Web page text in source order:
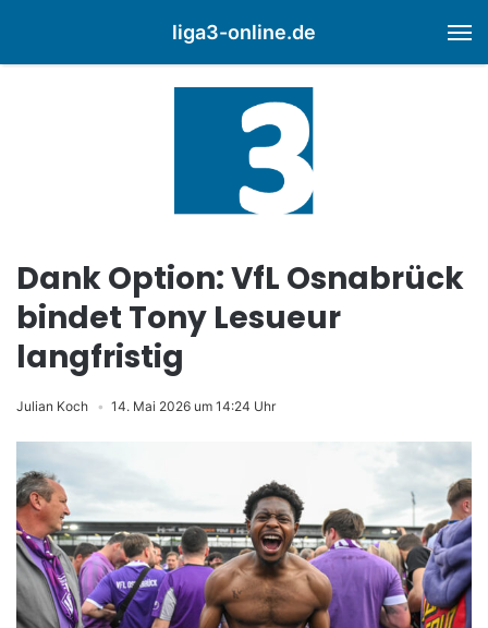
liga3-online.de
Dank Option: VfL Osnabrück
bindet Tony Lesueur
langfristig
Julian Koch 14. Mai 2026 um 14:24 Uhr